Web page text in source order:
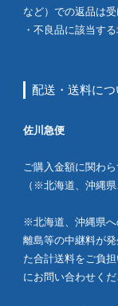
など）での返品は受
・不良品に該当す
配送・送料につ
佐川急便
ご購入金額に関わら
（※北海道、沖縄
※北海道、沖縄県へ
離島等の中継料が
た合計送料をご負
にお問い合わせくだ